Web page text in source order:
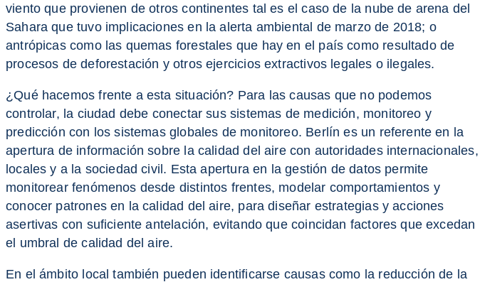
viento que provienen de otros continentes tal es el caso de la nube de arena del
Sahara que tuvo implicaciones en la alerta ambiental de marzo de 2018; o
antrópicas como las quemas forestales que hay en el país como resultado de
procesos de deforestación y otros ejercicios extractivos legales o ilegales.
¿Qué hacemos frente a esta situación? Para las causas que no podemos
controlar, la ciudad debe conectar sus sistemas de medición, monitoreo y
predicción con los sistemas globales de monitoreo. Berlín es un referente en la
apertura de información sobre la calidad del aire con autoridades internacionales,
locales y a la sociedad civil. Esta apertura en la gestión de datos permite
monitorear fenómenos desde distintos frentes, modelar comportamientos y
conocer patrones en la calidad del aire, para diseñar estrategias y acciones
asertivas con suficiente antelación, evitando que coincidan factores que excedan
el umbral de calidad del aire.
En el ámbito local también pueden identificarse causas como la reducción de la